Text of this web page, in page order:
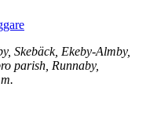
Skebäck, Ekeby-Almby,
parish, Runnaby,